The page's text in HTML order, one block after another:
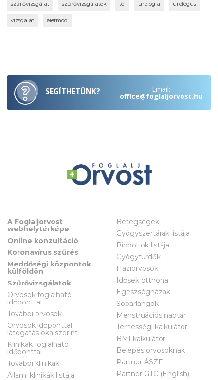
szűrővizsgálat szűrővizsgálatok tél urológia urológus
vizsgálat életmód
SEGÍTHETÜNK? Email:
office@foglaljorvost.hu
A Foglaljorvost
webhelytérképe
Online konzultáció
Koronavírus szűrés
Meddőségi központok
külföldön
Szűrővizsgálatok
Orvosok foglalható
időponttal
További orvosok
Orvosok időponttal
látogatás oka szerint
Klinikák foglalható
időponttal
További klinikák
Állami klinikák listája
Betegségek
Gyógyszertárak listája
Bioboltok listája
Gyógyfürdők
Háziorvosok
Idősek otthona
Egészségházak
Sóbarlangok
Menstruációs naptár
Terhességi kalkulátor
BMI kalkulátor
Belépés orvosoknak
Partner ÁSZF
Partner GTC (English)